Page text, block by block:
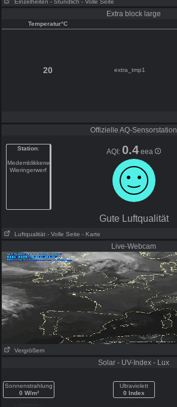
Einzelheiten - Stündlich - Volle Seite
Extra block large
Temperatur°C
20 extra_tmp1
Offizielle AQ-Sensorstation
Station:
Medemblikkerweg
Wieringerwerf
AQI:0.4 eea
Gute Luftqualität
Luftqualität - Volle Seite - Karte
Live-Webcam
Vergrößern
Solar - UV-Index - Lux
Sonnenstrahlung
0 W/m²
Ultraviolett
0 Index